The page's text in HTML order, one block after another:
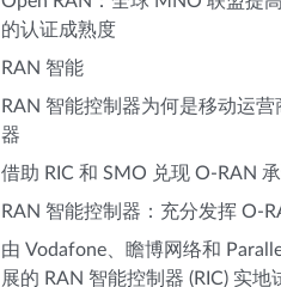
的认证成熟度
RAN 智能
RAN 智能控制器为何是移动运营
器
借助 RIC 和 SMO 兑现 O-RAN
RAN 智能控制器：充分发挥 O-
由 Vodafone、瞻博网络和
展的 RAN 智能控制器 (RIC) 实地